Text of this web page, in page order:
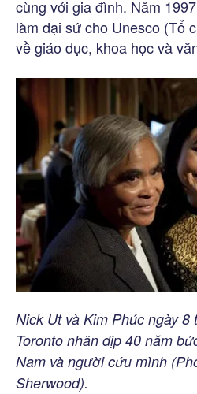
cùng với gia đình. Năm
làm đại sứ cho Unesco (Tổ
về giáo dục, khoa học và
Nick Ut và Kim Phúc ngày 8
Toronto nhân dịp 40 năm
Nam và người cứu mình
Sherwood).